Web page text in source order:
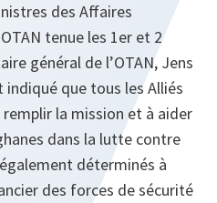
des Affaires
tenue les 1er et 2
général de l’OTAN, Jens
que tous les Alliés
la mission et à aider
dans la lutte contre
déterminés à
des forces de sécurité